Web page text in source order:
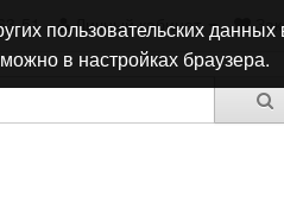
51 Личный кабинет
пользовательских данных
в настройках браузера.